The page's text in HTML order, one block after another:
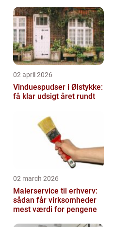
02 april 2026
Vinduespudser i Ølstykke:
få klar udsigt året rundt
02 march 2026
Malerservice til erhverv:
sådan får virksomheder
mest værdi for pengene